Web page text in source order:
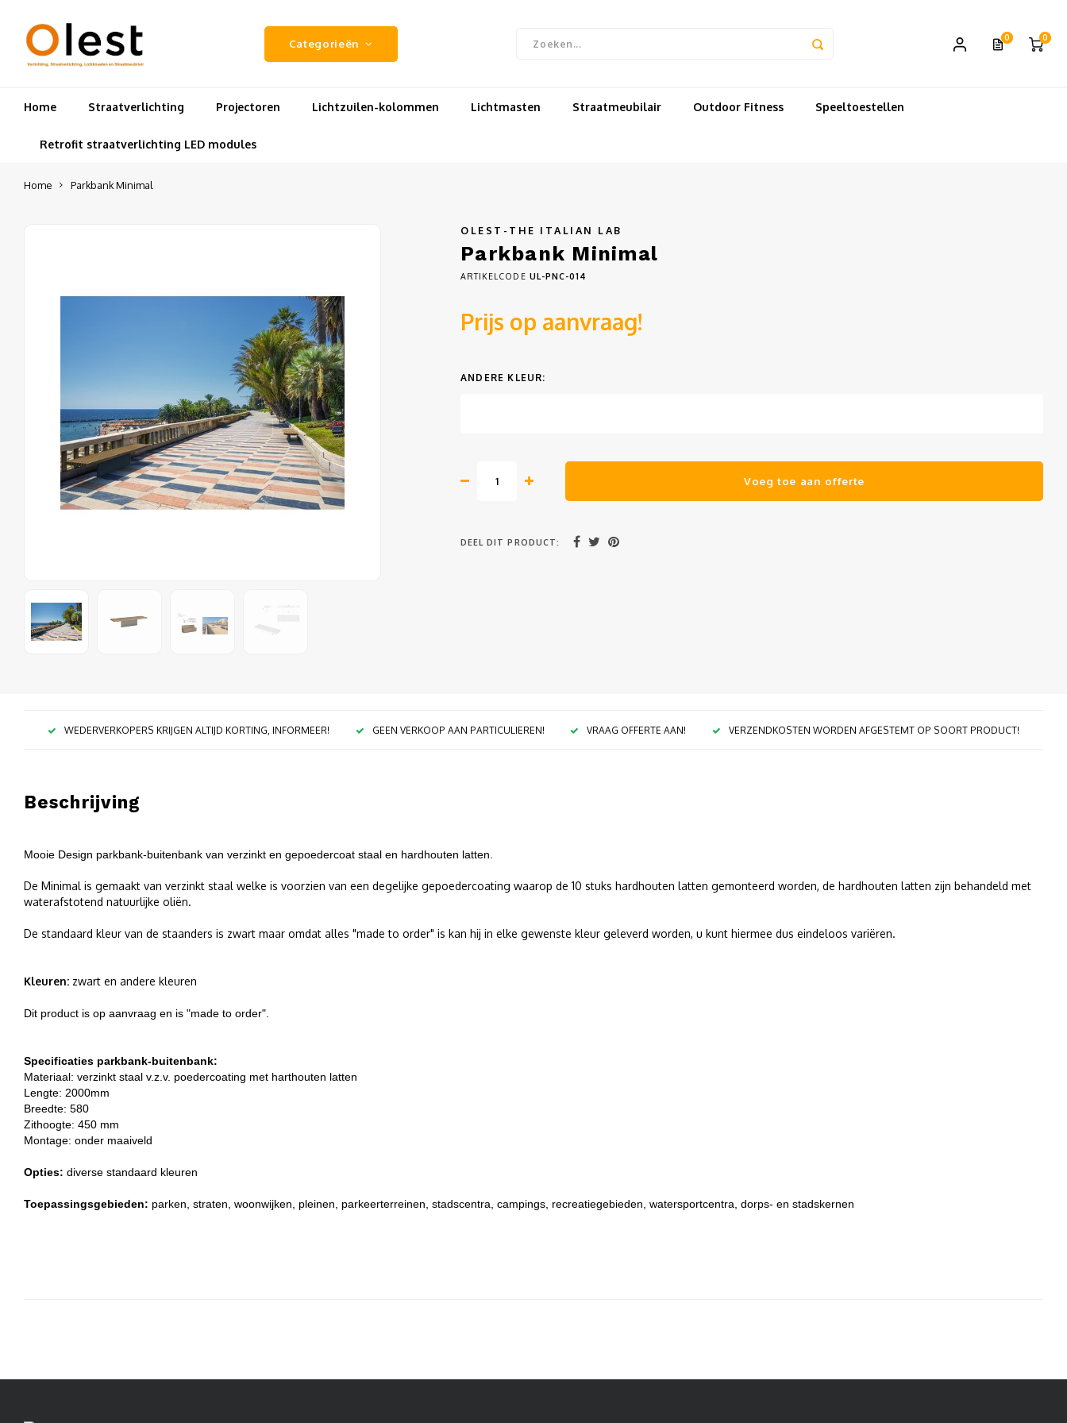
Categorieën 0 0
Home Straatverlichting Projectoren Lichtzuilen-kolommen Lichtmasten Straatmeubilair Outdoor Fitness Speeltoestellen
Retrofit straatverlichting LED modules
Home Parkbank Minimal
OLEST-THE ITALIAN LAB
Parkbank Minimal
ARTIKELCODE UL-PNC-014
Prijs op aanvraag!
ANDERE KLEUR:
Voeg toe aan offerte
DEEL DIT PRODUCT:
WEDERVERKOPERS KRIJGEN ALTIJD KORTING, INFORMEER! GEEN VERKOOP AAN PARTICULIEREN! VRAAG OFFERTE AAN! VERZENDKOSTEN WORDEN AFGESTEMT OP SOORT PRODUCT!
Beschrijving
Mooie Design parkbank-buitenbank van verzinkt en gepoedercoat staal en hardhouten latten.
De Minimal is gemaakt van verzinkt staal welke is voorzien van een degelijke gepoedercoating waarop de 10 stuks hardhouten latten gemonteerd worden, de hardhouten latten zijn behandeld met
waterafstotend natuurlijke oliën.
De standaard kleur van de staanders is zwart maar omdat alles "made to order" is kan hij in elke gewenste kleur geleverd worden, u kunt hiermee dus eindeloos variëren.
Kleuren: zwart en andere kleuren
Dit product is op aanvraag en is "made to order".
Specificaties parkbank-buitenbank:
Materiaal: verzinkt staal v.z.v. poedercoating met harthouten latten
Lengte: 2000mm
Breedte: 580
Zithoogte: 450 mm
Montage: onder maaiveld
Opties: diverse standaard kleuren
Toepassingsgebieden: parken, straten, woonwijken, pleinen, parkeerterreinen, stadscentra, campings, recreatiegebieden, watersportcentra, dorps- en stadskernen